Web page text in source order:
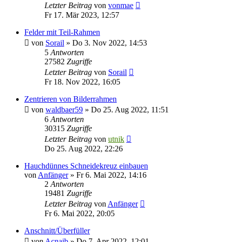
Letzter Beitrag von vonmae
Fr 17. Mär 2023, 12:57
Felder mit Teil-Rahmen
von Sorail » Do 3. Nov 2022, 14:53
5 Antworten
27582 Zugriffe
Letzter Beitrag von Sorail
Fr 18. Nov 2022, 16:05
Zentrieren von Bilderrahmen
von waldbaer59 » Do 25. Aug 2022, 11:51
6 Antworten
30315 Zugriffe
Letzter Beitrag von utnik
Do 25. Aug 2022, 22:26
Hauchdünnes Schneidekreuz einbauen
von Anfänger» Fr 6. Mai 2022, 14:16
2 Antworten
19481 Zugriffe
Letzter Beitrag von Anfänger
Fr 6. Mai 2022, 20:05
Anschnitt/Überfüller